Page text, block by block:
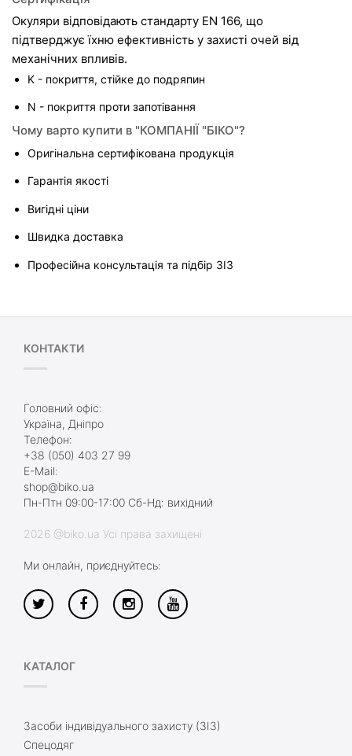
Окуляри відповідають стандарту EN 166, що
підтверджує їхню ефективність у захисті очей від
механічних впливів.
K - покриття, стійке до подряпин
N - покриття проти запотівання
Чому варто купити в "КОМПАНІЇ "БІКО"?
Оригінальна сертифікована продукція
Гарантія якості
Вигідні ціни
Швидка доставка
Професійна консультація та підбір ЗІЗ
КОНТАКТИ
Головний офіс:
Україна, Дніпро
Телефон:
+38 (050) 403 27 99
E-Mail:
shop@biko.ua
Пн-Птн 09:00-17:00 Сб-Нд: вихідний
2026 @biko.ua Усі права захищені
Ми онлайн, приєднуйтесь:
КАТАЛОГ
Засоби індивідуального захисту (ЗІЗ)
Спецодяг